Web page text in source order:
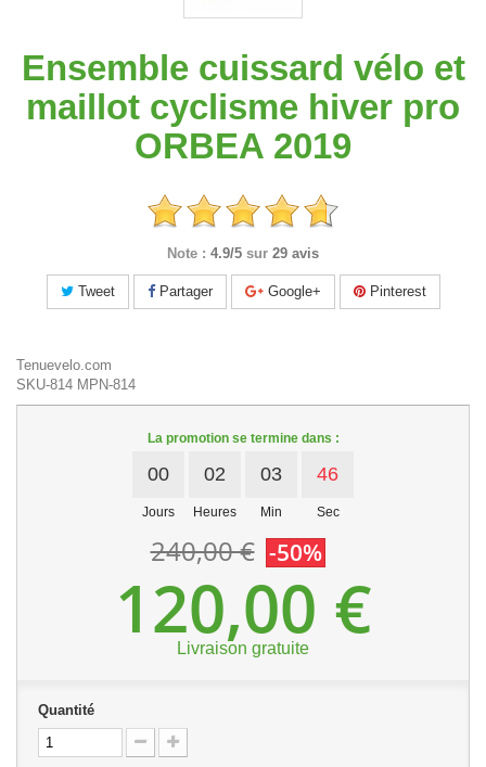
Ensemble cuissard vélo et
maillot cyclisme hiver pro
ORBEA 2019
Note : 4.9/5 sur 29 avis
Tweet Partager Google+ Pinterest
Tenuevelo.com
SKU-814 MPN-814
La promotion se termine dans :
00
Jours
02
Heures
03
Min
46
Sec
240,00 € -50%
120,00 €
Livraison gratuite
Quantité